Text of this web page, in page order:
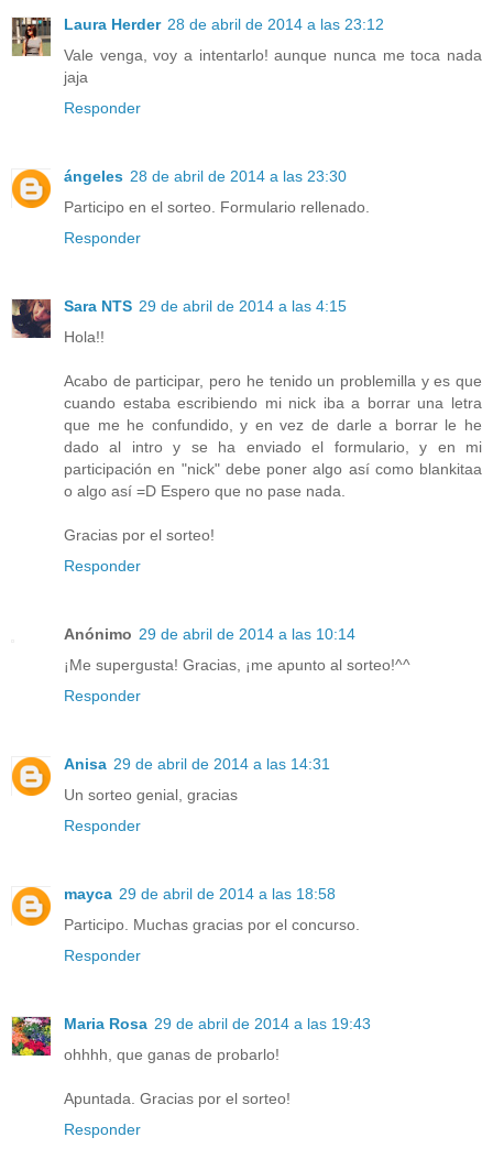
Laura Herder 28 de abril de 2014 a las 23:12
Vale venga, voy a intentarlo! aunque nunca me toca nada
jaja
Responder
ángeles 28 de abril de 2014 a las 23:30
Participo en el sorteo. Formulario rellenado.
Responder
Sara NTS 29 de abril de 2014 a las 4:15
Hola!!
Acabo de participar, pero he tenido un problemilla y es que
cuando estaba escribiendo mi nick iba a borrar una letra
que me he confundido, y en vez de darle a borrar le he
dado al intro y se ha enviado el formulario, y en mi
participación en "nick" debe poner algo así como blankitaa
o algo así =D Espero que no pase nada.
Gracias por el sorteo!
Responder
Anónimo 29 de abril de 2014 a las 10:14
¡Me supergusta! Gracias, ¡me apunto al sorteo!^^
Responder
Anisa 29 de abril de 2014 a las 14:31
Un sorteo genial, gracias
Responder
mayca 29 de abril de 2014 a las 18:58
Participo. Muchas gracias por el concurso.
Responder
Maria Rosa 29 de abril de 2014 a las 19:43
ohhhh, que ganas de probarlo!
Apuntada. Gracias por el sorteo!
Responder